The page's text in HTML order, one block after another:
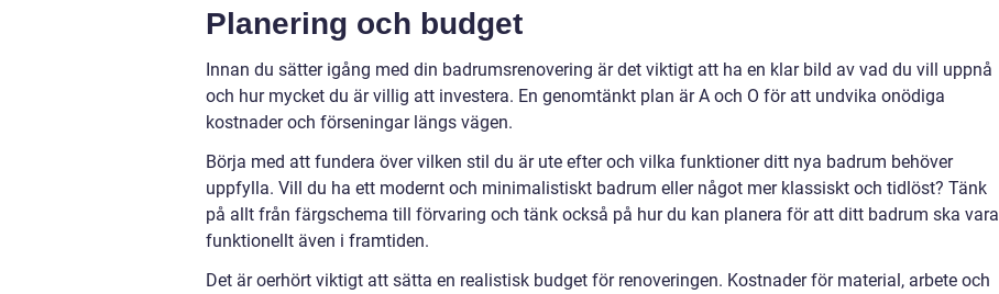
Planering och budget
Innan du sätter igång med din badrumsrenovering är det viktigt att ha en klar bild av vad du vill uppnå
och hur mycket du är villig att investera. En genomtänkt plan är A och O för att undvika onödiga
kostnader och förseningar längs vägen.
Börja med att fundera över vilken stil du är ute efter och vilka funktioner ditt nya badrum behöver
uppfylla. Vill du ha ett modernt och minimalistiskt badrum eller något mer klassiskt och tidlöst? Tänk
på allt från färgschema till förvaring och tänk också på hur du kan planera för att ditt badrum ska vara
funktionellt även i framtiden.
Det är oerhört viktigt att sätta en realistisk budget för renoveringen. Kostnader för material, arbete och